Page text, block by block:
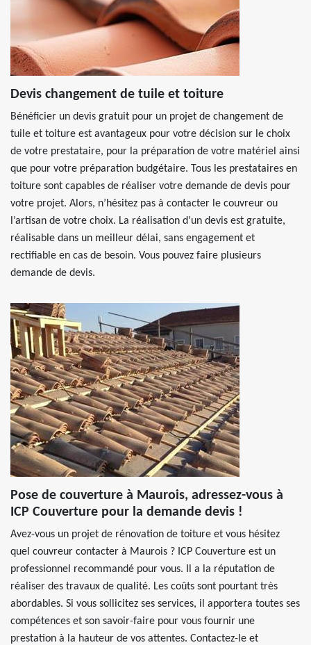
Devis changement de tuile et toiture
Bénéficier un devis gratuit pour un projet de changement de
tuile et toiture est avantageux pour votre décision sur le choix
de votre prestataire, pour la préparation de votre matériel ainsi
que pour votre préparation budgétaire. Tous les prestataires en
toiture sont capables de réaliser votre demande de devis pour
votre projet. Alors, n’hésitez pas à contacter le couvreur ou
l’artisan de votre choix. La réalisation d’un devis est gratuite,
réalisable dans un meilleur délai, sans engagement et
rectifiable en cas de besoin. Vous pouvez faire plusieurs
demande de devis.
Pose de couverture à Maurois, adressez-vous à
ICP Couverture pour la demande devis !
Avez-vous un projet de rénovation de toiture et vous hésitez
quel couvreur contacter à Maurois ? ICP Couverture est un
professionnel recommandé pour vous. Il a la réputation de
réaliser des travaux de qualité. Les coûts sont pourtant très
abordables. Si vous sollicitez ses services, il apportera toutes ses
compétences et son savoir-faire pour vous fournir une
prestation à la hauteur de vos attentes. Contactez-le et